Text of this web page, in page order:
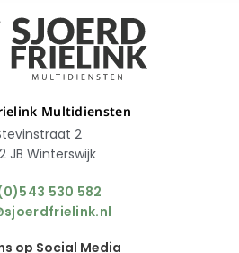
Multidiensten
2
JB Winterswijk
530 582
op Social Media